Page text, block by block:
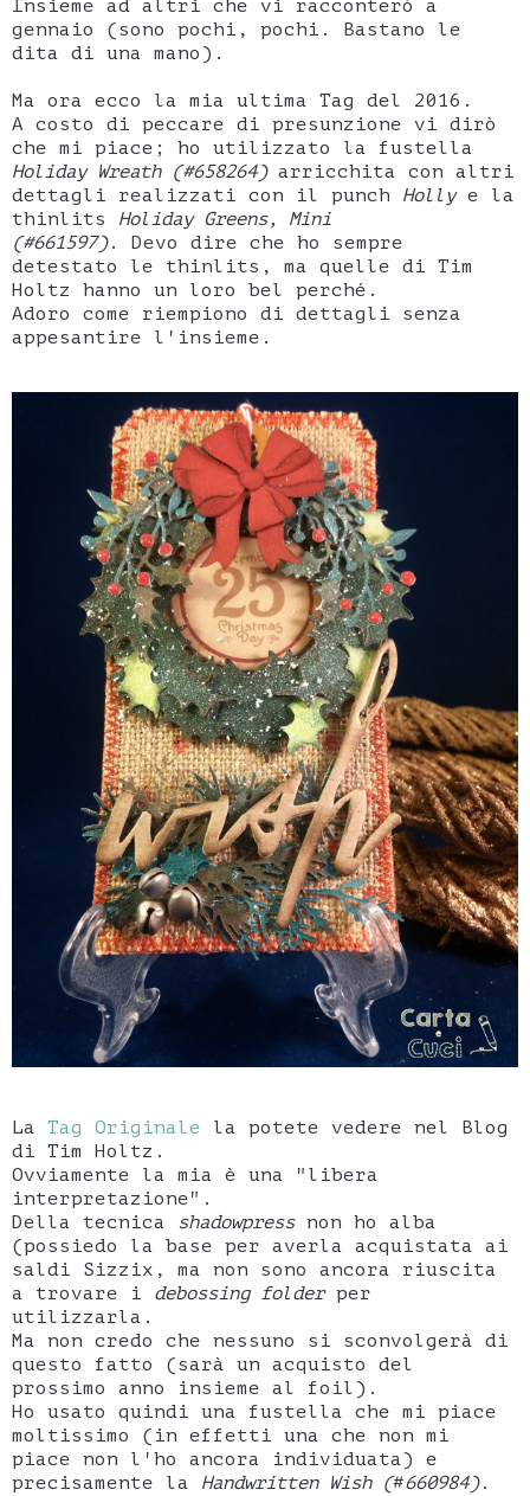
Insieme ad altri che vi racconterò a
gennaio (sono pochi, pochi. Bastano le
dita di una mano).
Ma ora ecco la mia ultima Tag del 2016.
A costo di peccare di presunzione vi dirò
che mi piace; ho utilizzato la fustella
Holiday Wreath (#658264) arricchita con altri
dettagli realizzati con il punch Hollye la
thinlits Holiday Greens, Mini
(#661597). Devo dire che ho sempre
detestato le thinlits, ma quelle di Tim
Holtz hanno un loro bel perché.
Adoro come riempiono di dettagli senza
appesantire l'insieme.
La Tag Originale la potete vedere nel Blog
di Tim Holtz.
Ovviamente la mia è una "libera
interpretazione".
Della tecnica
shadowpressnon ho alba
(possiedo la base per averla acquistata ai
saldi Sizzix, ma non sono ancora riuscita
a trovare i debossing folderper
utilizzarla.
Ma non credo che nessuno si sconvolgerà di
questo fatto (sarà un acquisto del
prossimo anno insieme al foil).
Ho usato quindi una fustella che mi piace
moltissimo (in effetti una che non mi
piace non l'ho ancora individuata) e
precisamente la Handwritten Wish (#660984).